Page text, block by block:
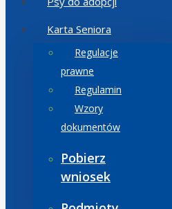
Karta Seniora
Regulacje
prawne
Regulamin
Wzory
dokumentów
Pobierz
wniosek